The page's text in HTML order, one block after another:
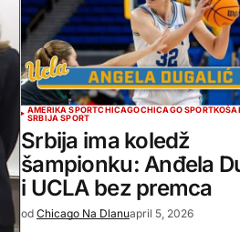
AMERIKA SPORTCHICAGOCHICAGO SPORT
SRBIJA SPORT
Srbija ima koledž
šampionku: Anđela
i UCLA bez premca
od Chicago Na Dlanuapril 5, 2026